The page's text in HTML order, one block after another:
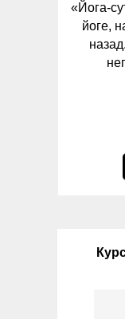
«Йога-
йоге,